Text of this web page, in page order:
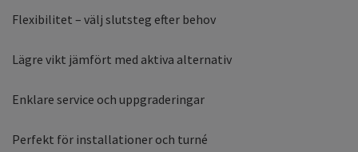
Flexibilitet – välj slutsteg efter behov
Lägre vikt jämfört med aktiva alternativ
Enklare service och uppgraderingar
Perfekt för installationer och turné